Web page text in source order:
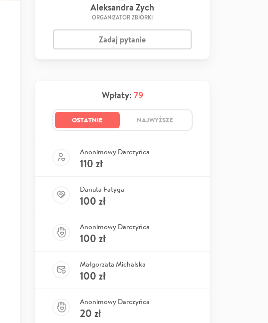
Aleksandra Zych
ORGANIZATOR ZBIÓRKI
Zadaj pytanie
Wpłaty: 79
OSTATNIE NAJWYŻSZE
Anonimowy Darczyńca
110 zł
Danuta Fatyga
100 zł
Anonimowy Darczyńca
100 zł
Małgorzata Michalska
100 zł
Anonimowy Darczyńca
20 zł